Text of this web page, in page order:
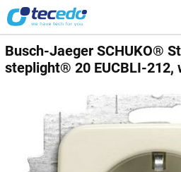
Busch-Jaeger SCHUKO®
steplight® 20 EUCBLI-212,